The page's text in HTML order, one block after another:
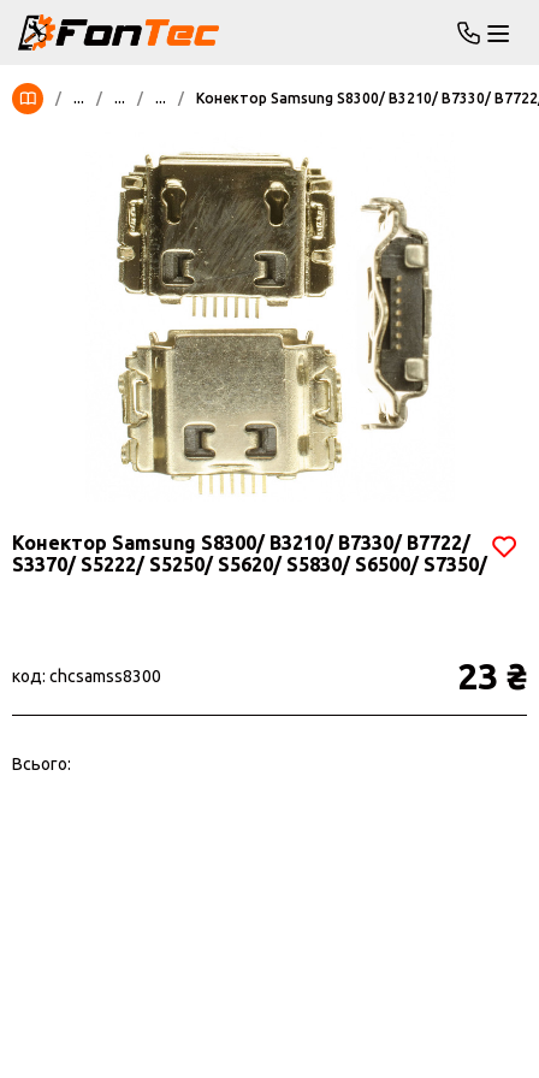
/ ... / ... / ... / Конектор Samsung S8300/ B3210/ B7330/
Конектор Samsung S8300/ B3210/ B7330/ B7722/
S3370/ S5222/ S5250/ S5620/ S5830/ S6500/ S7350/
код: chcsamss8300 23 ₴
Всього: